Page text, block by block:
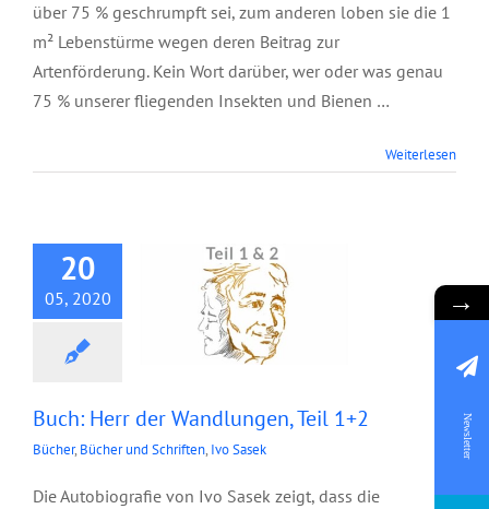
über 75 % geschrumpft sei, zum anderen loben sie die 1
m² Lebenstürme wegen deren Beitrag zur
Artenförderung. Kein Wort darüber, wer oder was genau
75 % unserer fliegenden Insekten und Bienen …
Weiterlesen
20
05, 2020
Buch: Herr der Wandlungen, Teil 1+2
Bücher, Bücher und Schriften, Ivo Sasek
Die Autobiografie von Ivo Sasek zeigt, dass die
→
Newsletter